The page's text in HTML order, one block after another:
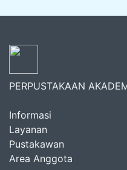
PERPUSTAKAAN
Informasi
Layanan
Pustakawan
Area Anggota